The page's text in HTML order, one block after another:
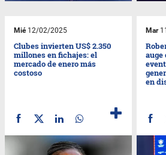
Mié12/02/2025
Clubes invierten US$ 2.350
millones en fichajes: el
mercado de enero más
costoso
Mar
auge
en